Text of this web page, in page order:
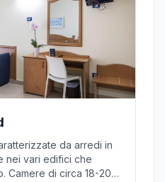
da arredi in
nei vari edifici che
Camere di circa 18-20